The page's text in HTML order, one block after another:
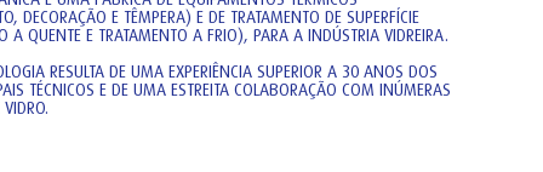
DECORAÇÃO E TÊMPERA) E DE TRATAMENTO DE SUPERFÍCIE
A QUENTE E TRATAMENTO A FRIO), PARA A INDÚSTRIA VIDREIRA.
RESULTA DE UMA EXPERIÊNCIA SUPERIOR A 30 ANOS DOS
TÉCNICOS E DE UMA ESTREITA COLABORAÇÃO COM INÚMERAS